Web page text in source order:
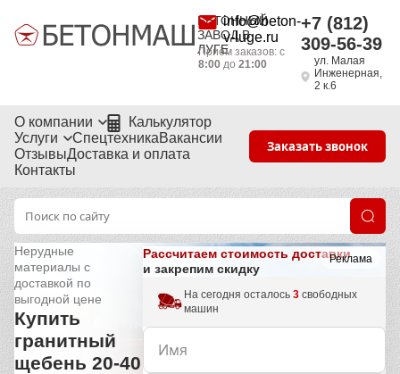
БЕТОННЫЙ
ЗАВОД В
ЛУГЕ
info@beton-
v-luge.ru
Приём заказов: с
8:00до 21:00
+7 (812)
309-56-39
ул. Малая
Инженерная,
2 к.6
О компании
Калькулятор
Услуги
СпецтехникаВакансии
ОтзывыДоставка и оплата
Контакты
Заказать звонок
Реклама
Нерудные
материалы с
доставкой по
выгодной цене
Купить
гранитный
щебень 20-40
Рассчитаем стоимость доставки
и закрепим скидку
На сегодня осталось3 свободных
машин